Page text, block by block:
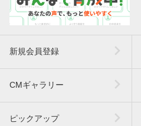
新規会員登録
CMギャラリー
ピックアップ